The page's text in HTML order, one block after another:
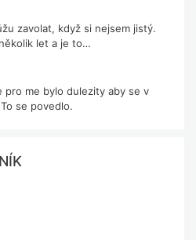
zavolat, když si nejsem jistý.
let a je to…
pro me bylo dulezity aby se v
se povedlo.